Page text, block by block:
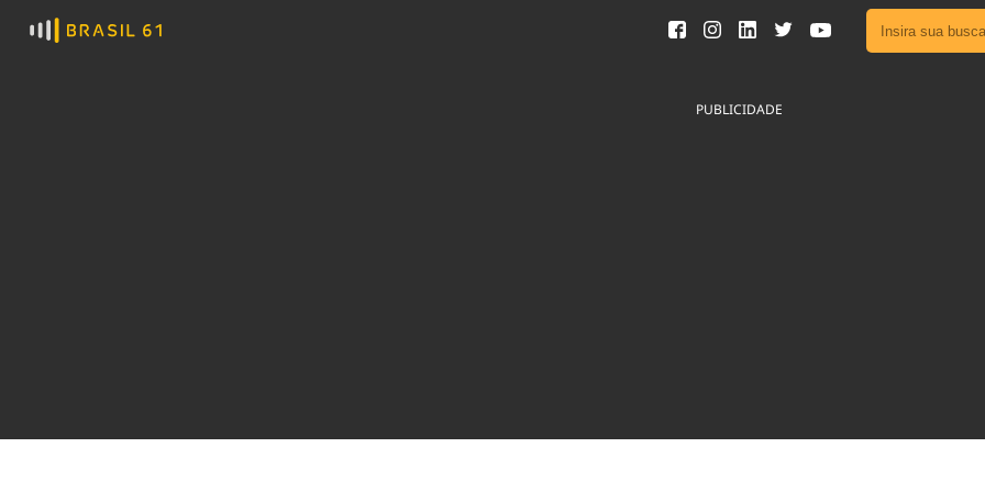
Ver
PUBLICIDADE